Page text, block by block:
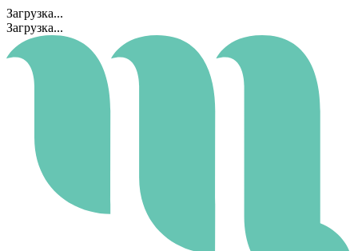
Загрузка...
Загрузка...